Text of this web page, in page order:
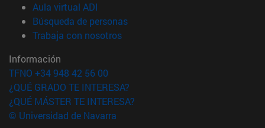
Aula virtual ADI
Búsqueda de personas(abre en nueva ventana)
Trabaja con nosotros(abre en nueva ventana)
Información
TFNO +34 948 42 56 00
¿QUÉ GRADO TE INTERESA?
¿QUÉ MÁSTER TE INTERESA?
© Universidad de Navarra